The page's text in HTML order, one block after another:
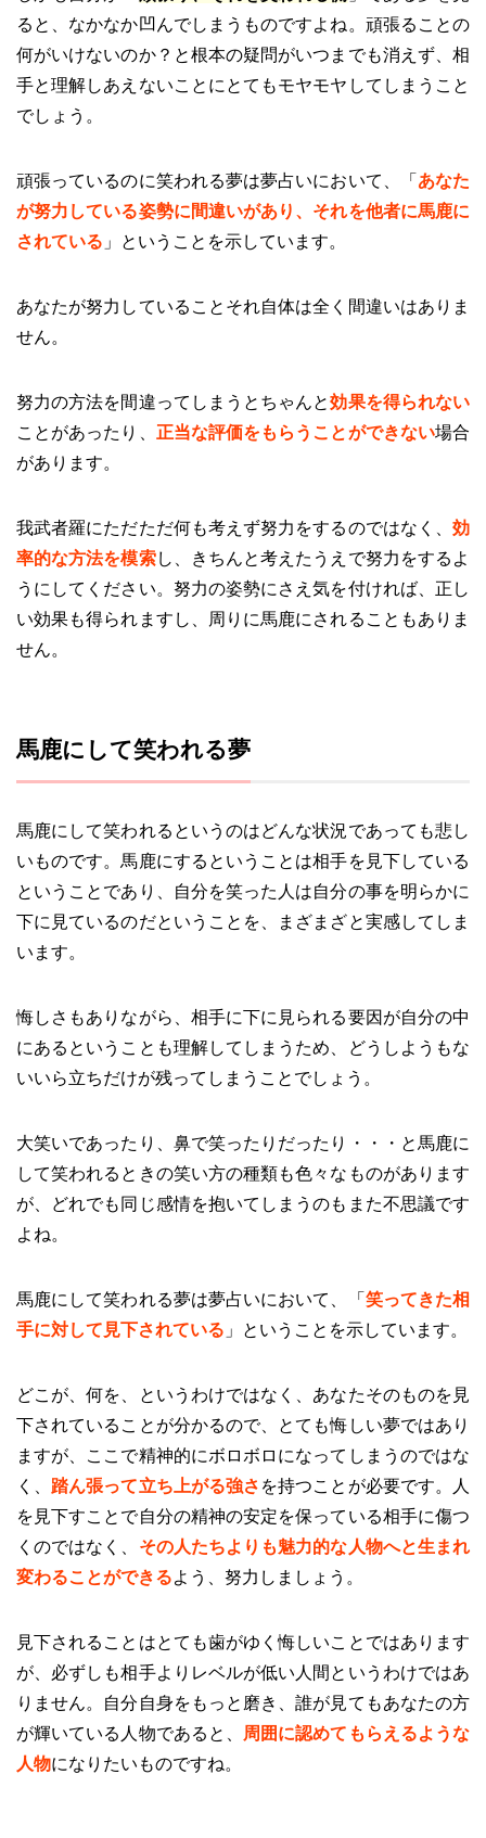
ると、なかなか凹んでしまうものですよね。頑張ることの
何がいけないのか？と根本の疑問がいつまでも消えず、相
手と理解しあえないことにとてもモヤモヤしてしまうこと
でしょう。
頑張っているのに笑われる夢は夢占いにおいて、「 あなた
が努力している姿勢に間違いがあり、それを他者に馬鹿に
されている 」ということを示しています。
あなたが努力していることそれ自体は全く間違いはありま
せん。
努力の方法を間違ってしまうとちゃんと効果を得られない
ことがあったり、 正当な評価をもらうことができない場合
があります。
我武者羅にただただ何も考えず努力をするのではなく、 効
率的な方法を模索し、きちんと考えたうえで努力をするよ
うにしてください。努力の姿勢にさえ気を付ければ、正し
い効果も得られますし、周りに馬鹿にされることもありま
せん。
馬鹿にして笑われる夢
馬鹿にして笑われるというのはどんな状況であっても悲し
いものです。馬鹿にするということは相手を見下している
ということであり、自分を笑った人は自分の事を明らかに
下に見ているのだということを、まざまざと実感してしま
います。
悔しさもありながら、相手に下に見られる要因が自分の中
にあるということも理解してしまうため、どうしようもな
いいら立ちだけが残ってしまうことでしょう。
大笑いであったり、鼻で笑ったりだったり・・・と馬鹿に
して笑われるときの笑い方の種類も色々なものがあります
が、どれでも同じ感情を抱いてしまうのもまた不思議です
よね。
馬鹿にして笑われる夢は夢占いにおいて、「 笑ってきた相
手に対して見下されている 」ということを示しています。
どこが、何を、というわけではなく、あなたそのものを見
下されていることが分かるので、とても悔しい夢ではあり
ますが、ここで精神的にボロボロになってしまうのではな
く、 踏ん張って立ち上がる強さ を持つことが必要です。人
を見下すことで自分の精神の安定を保っている相手に傷つ
くのではなく、 その人たちよりも魅力的な人物へと生まれ
変わることができるよう、努力しましょう。
見下されることはとても歯がゆく悔しいことではあります
が、必ずしも相手よりレベルが低い人間というわけではあ
りません。自分自身をもっと磨き、誰が見てもあなたの方
が輝いている人物であると、 周囲に認めてもらえるような
人物になりたいものですね。